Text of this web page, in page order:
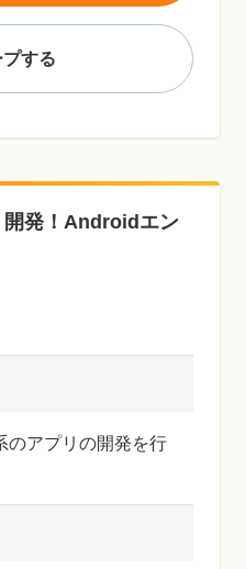
プする
開発！Androidエン
のアプリの開発を行